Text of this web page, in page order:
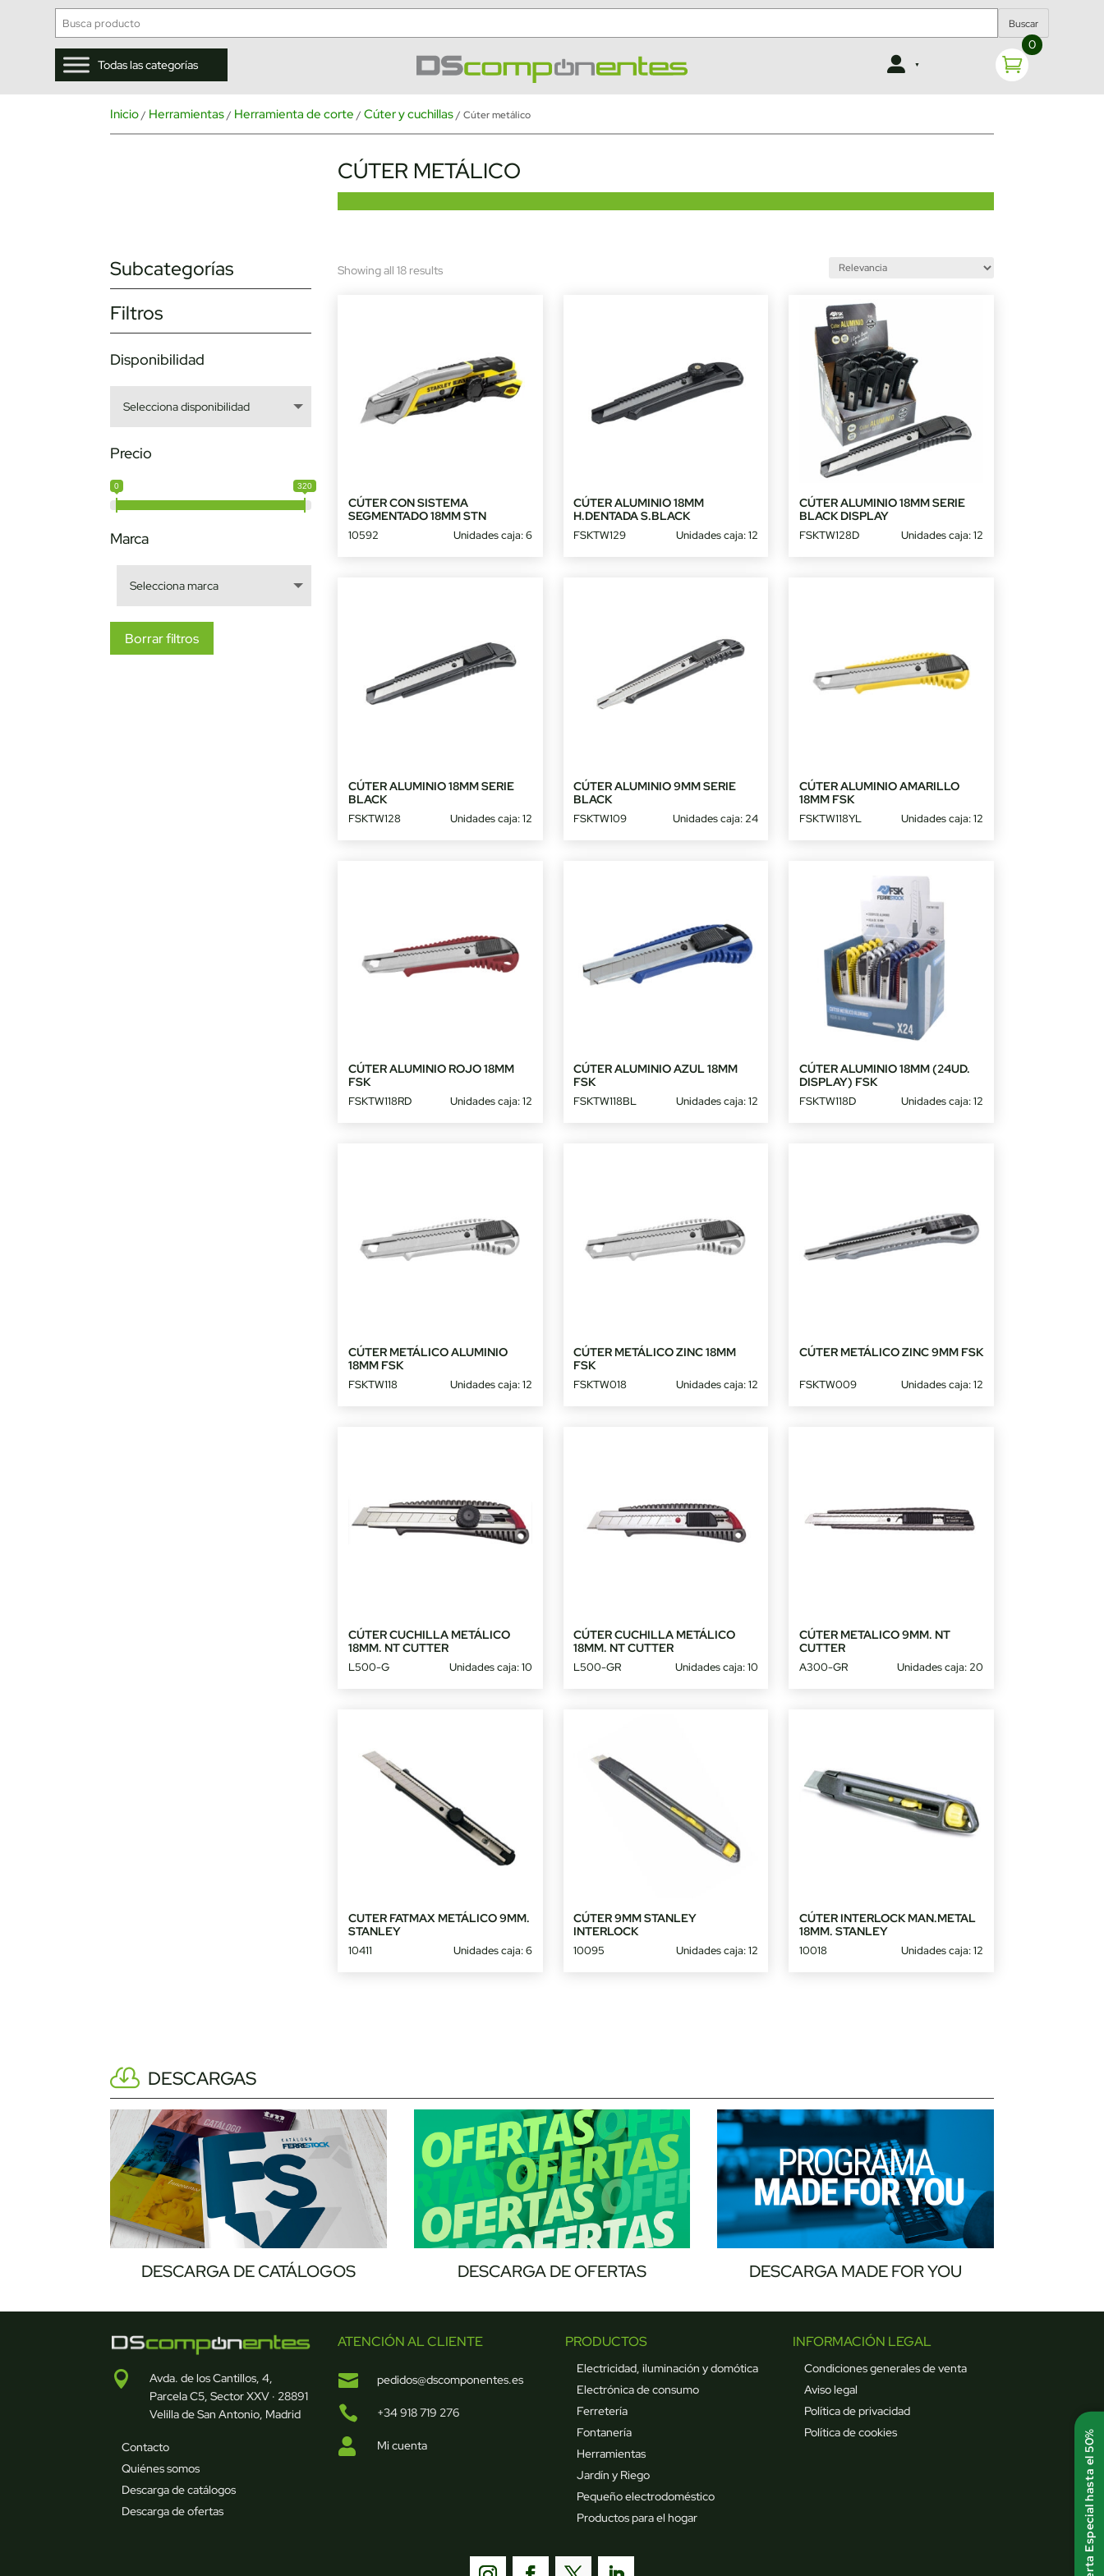
Buscar
Todas las categorías
0
Inicio/ Herramientas/ Herramienta de corte /Cúter y cuchillas/ Cúter metálico
CÚTER METÁLICO
Subcategorías
Filtros
Disponibilidad
Precio
0 320
Marca
Borrar filtros
Showing all 18 resultsSorted
CÚTER CON SISTEMA
SEGMENTADO 18MM STN
10592 Unidades caja: 6
CÚTER ALUMINIO 18MM
H.DENTADA S.BLACK
FSKTW129 Unidades caja: 12
CÚTER ALUMINIO 18MM SERIE
BLACK DISPLAY
FSKTW128D Unidades caja: 12
CÚTER ALUMINIO 18MM SERIE
BLACK
FSKTW128 Unidades caja: 12
CÚTER ALUMINIO 9MM SERIE
BLACK
FSKTW109 Unidades caja: 24
CÚTER ALUMINIO AMARILLO
18MM FSK
FSKTW118YL Unidades caja: 12
CÚTER ALUMINIO ROJO 18MM
FSK
FSKTW118RD Unidades caja: 12
CÚTER ALUMINIO AZUL 18MM
FSK
FSKTW118BL Unidades caja: 12
CÚTER ALUMINIO 18MM (24UD.
DISPLAY) FSK
FSKTW118D Unidades caja: 12
CÚTER METÁLICO ALUMINIO
18MM FSK
FSKTW118 Unidades caja: 12
CÚTER METÁLICO ZINC 18MM
FSK
FSKTW018 Unidades caja: 12
CÚTER METÁLICO ZINC 9MM FSK
FSKTW009 Unidades caja: 12
CÚTER CUCHILLA METÁLICO
18MM. NT CUTTER
L500-G Unidades caja: 10
CÚTER CUCHILLA METÁLICO
18MM. NT CUTTER
L500-GR Unidades caja: 10
CÚTER METALICO 9MM. NT
CUTTER
A300-GR Unidades caja: 20
CUTER FATMAX METÁLICO 9MM.
STANLEY
10411 Unidades caja: 6
CÚTER 9MM STANLEY
INTERLOCK
10095 Unidades caja: 12
CÚTER INTERLOCK MAN.METAL
18MM. STANLEY
10018 Unidades caja: 12
DESCARGAS
DESCARGA DE CATÁLOGOS DESCARGA DE OFERTAS DESCARGA MADE FOR YOU

Avda. de los Cantillos, 4,
Parcela C5, Sector XXV · 28891
Velilla de San Antonio, Madrid
Contacto
Quiénes somos
Descarga de catálogos
Descarga de ofertas
ATENCIÓN AL CLIENTE
 pedidos@dscomponentes.es
 +34 918 719 276
 Mi cuenta
PRODUCTOS
Electricidad, iluminación y domótica
Electrónica de consumo
Ferretería
Fontanería
Herramientas
Jardín y Riego
Pequeño electrodoméstico
Productos para el hogar
INFORMACIÓN LEGAL
Condiciones generales de venta
Aviso legal
Política de privacidad
Política de cookies
Oferta Especial hasta el 50%